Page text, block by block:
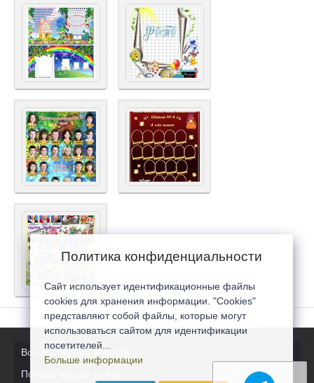
Все последние новости
Полная версия сайта
Политика конфиденциальности
Сайт использует идентификационные файлы
cookies для хранения информации. "Cookies"
представляют собой файлы, которые могут
использоваться сайтом для идентификации
посетителей...
Больше информации